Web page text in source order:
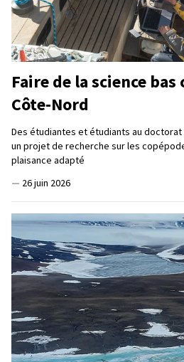
Faire de la science
Côte-Nord
Des étudiantes et étudiants au
un projet de recherche sur les
plaisance adapté
— 26 juin 2026